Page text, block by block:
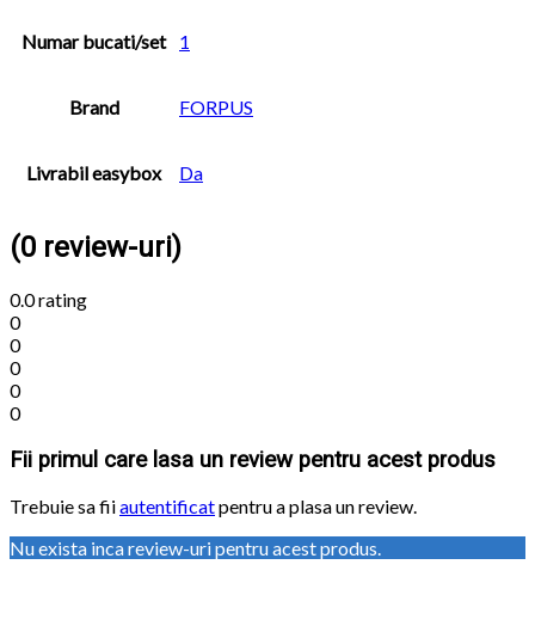
Numar bucati/set 1
Brand FORPUS
Livrabil easybox Da
(0 review-uri)
0.0rating
0
0
0
0
0
Fii primul care lasa un review pentru acest produs
Trebuie sa fiiautentificatpentru a plasa un review.
Nu exista inca review-uri pentru acest produs.